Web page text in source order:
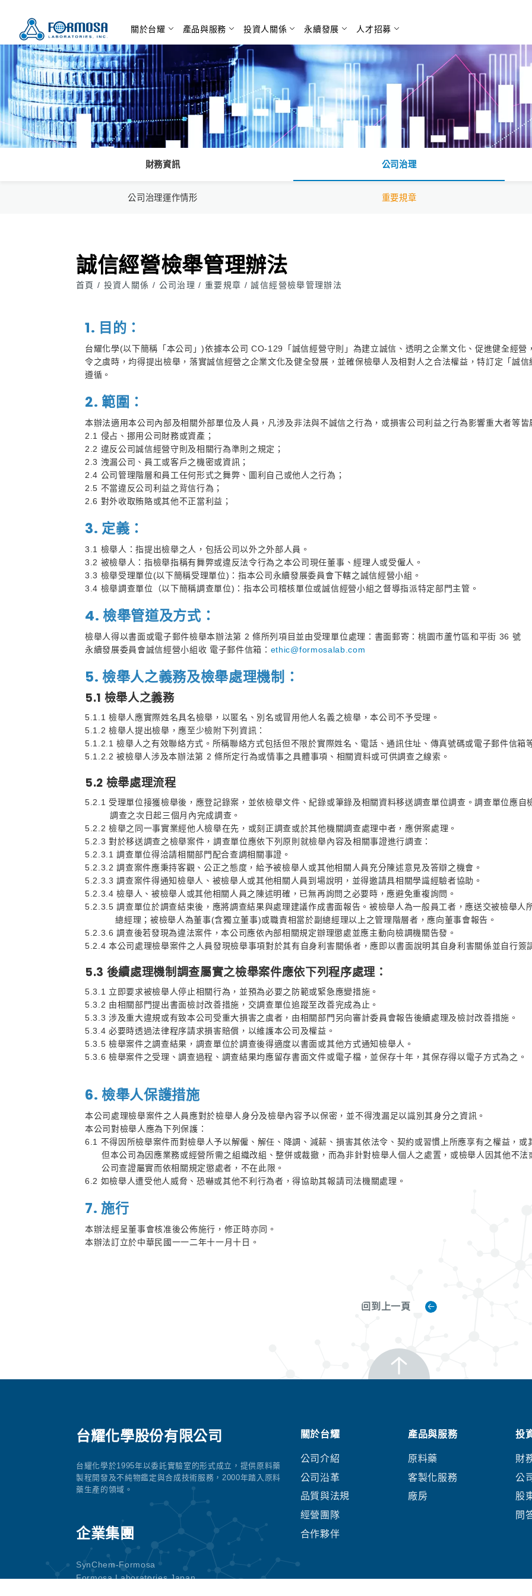
關於台耀 產品與服務 投資人關係 永續發展 人才招募
搜尋
財務資訊 公司治理
公司治理運作情形 重要規章
誠信經營檢舉管理辦法
首頁/ 投資人關係 / 公司治理/ 重要規章 / 誠信經營檢舉管理辦法
1. 目的：
台耀化學(以下簡稱「本公司」)依據本公司 CO-129「誠信經營守則」為建立誠信、透明之企業文化、促進健全經
令之虞時，均得提出檢舉，落實誠信經營之企業文化及健全發展，並確保檢舉人及相對人之合法權益，特訂定「誠
遵循。
2. 範圍：
本辦法適用本公司內部及相關外部單位及人員，凡涉及非法與不誠信之行為，或損害公司利益之行為影響重大者等
2.1 侵占、挪用公司財務或資產；
2.2 違反公司誠信經營守則及相關行為準則之規定；
2.3 洩漏公司、員工或客戶之機密或資訊；
2.4 公司管理階層和員工任何形式之舞弊、圖利自己或他人之行為；
2.5 不當違反公司利益之背信行為；
2.6 對外收取賄賂或其他不正當利益；
3. 定義：
3.1 檢舉人：指提出檢舉之人，包括公司以外之外部人員。
3.2 被檢舉人：指檢舉指稱有舞弊或違反法令行為之本公司現任董事、經理人或受僱人。
3.3 檢舉受理單位(以下簡稱受理單位)：指本公司永續發展委員會下轄之誠信經營小組。
3.4 檢舉調查單位（以下簡稱調查單位)：指本公司稽核單位或誠信經營小組之督導指派特定部門主管。
4. 檢舉管道及方式 ：
檢舉人得以書面或電子郵件檢舉本辦法第 2 條所列項目並由受理單位處理：書面郵寄：桃園市蘆竹區和平街 36 號
永續發展委員會誠信經營小組收 電子郵件信箱： ethic@formosalab.com
5. 檢舉人之義務及檢舉處理機制：
5.1 檢舉人之義務
5.1.1 檢舉人應實際姓名具名檢舉，以匿名、別名或冒用他人名義之檢舉，本公司不予受理。
5.1.2 檢舉人提出檢舉，應至少檢附下列資訊：
5.1.2.1 檢舉人之有效聯絡方式。所稱聯絡方式包括但不限於實際姓名、電話、通訊住址、傳真號碼或電子郵件信箱
5.1.2.2 被檢舉人涉及本辦法第 2 條所定行為或情事之具體事項、相關資料或可供調查之線索。
5.2 檢舉處理流程
5.2.1 受理單位接獲檢舉後，應登記錄案，並依檢舉文件、紀錄或筆錄及相關資料移送調查單位調查。調查單位應自
調查之次日起三個月內完成調查。
5.2.2 檢舉之同一事實業經他人檢舉在先，或刻正調查或於其他機關調查處理中者，應併案處理。
5.2.3 對於移送調查之檢舉案件，調查單位應依下列原則就檢舉內容及相關事證進行調查：
5.2.3.1 調查單位得洽請相關部門配合查調相關事證。
5.2.3.2 調查案件應秉持客觀、公正之態度，給予被檢舉人或其他相關人員充分陳述意見及答辯之機會。
5.2.3.3 調查案件得通知檢舉人、被檢舉人或其他相關人員到場說明，並得邀請具相關學識經驗者協助。
5.2.3.4 檢舉人、被檢舉人或其他相關人員之陳述明確，已無再詢問之必要時，應避免重複詢問。
5.2.3.5 調查單位於調查結束後，應將調查結果與處理建議作成書面報告。被檢舉人為一般員工者，應送交被檢舉人
總經理；被檢舉人為董事(含獨立董事)或職責相當於副總經理以上之管理階層者，應向董事會報告。
5.2.3.6 調查後若發現為違法案件，本公司應依內部相關規定辦理懲處並應主動向檢調機關告發。
5.2.4 本公司處理檢舉案件之人員發現檢舉事項對於其有自身利害關係者，應即以書面說明其自身利害關係並自行簽
5.3 後續處理機制調查屬實之檢舉案件應依下列程序處理：
5.3.1 立即要求被檢舉人停止相關行為，並預為必要之防範或緊急應變措施。
5.3.2 由相關部門提出書面檢討改善措施，交調查單位追蹤至改善完成為止。
5.3.3 涉及重大違規或有致本公司受重大損害之虞者，由相關部門另向審計委員會報告後續處理及檢討改善措施。
5.3.4 必要時透過法律程序請求損害賠償，以維護本公司及權益。
5.3.5 檢舉案件之調查結果，調查單位於調查後得適度以書面或其他方式通知檢舉人。
5.3.6 檢舉案件之受理、調查過程、調查結果均應留存書面文件或電子檔，並保存十年，其保存得以電子方式為之。
6. 檢舉人保護措施
本公司處理檢舉案件之人員應對於檢舉人身分及檢舉內容予以保密，並不得洩漏足以識別其身分之資訊。
本公司對檢舉人應為下列保護：
6.1 不得因所檢舉案件而對檢舉人予以解僱、解任、降調、減薪、損害其依法令、契約或習慣上所應享有之權益，或
但本公司為因應業務或經營所需之組織改組、整併或裁撤，而為非針對檢舉人個人之處置，或檢舉人因其他不法
公司查證屬實而依相關規定懲處者，不在此限。
6.2 如檢舉人遭受他人威脅、恐嚇或其他不利行為者，得協助其報請司法機關處理。
7. 施行
本辦法經呈董事會核准後公佈施行，修正時亦同。
本辦法訂立於中華民國一一二年十一月十日。
回到上一頁
台耀化學股份有限公司
台耀化學於1995年以委託實驗室的形式成立，提供原料藥
製程開發及不純物鑑定與合成技術服務，2000年踏入原料
藥生產的領域。
企業集團
SynChem-Formosa
Formosa Laboratories Japan
關於台耀
公司介紹
公司沿革
品質與法規
經營團隊
合作夥伴
產品與服務
原料藥
客製化服務
廠房
投
財
公
股
問